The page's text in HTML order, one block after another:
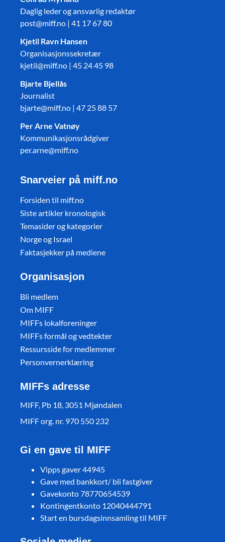
Daglig leder og ansvarlig redaktør
post@miff.no | 41 17 67 80
Kjetil Ravn Hansen
Organisasjonssekretær
kjetil@miff.no | 45 24 45 98
Bjarte Bjellås
Journalist
bjarte@miff.no | 47 25 88 57
Per Arne Vatnøy
Kommunikasjonsrådgiver
per.arne@miff.no
Snarveier på miff.no
Forsiden til miff.no
Siste artikler kronologisk
Temasider og kategorier
Norge og Israel
Faktasjekker på mediene
Organisasjon
Bli medlem
Om MIFF
MIFFs lokalforeninger
MIFFs formål og vedtekter
Ressursside for medlemmer
Personvernerklæring
MIFFs adresse
MIFF, Pb 18, 3051 Mjøndalen
MIFF org. nr. 970 550 232
Gi en gave til MIFF
Vipps gaver 44945
Gave med bankkort/ bli fastgiver
Gavekonto 78770654539
Kontingentkonto 12040444791
Start en bursdagsinnsamling til MIFF